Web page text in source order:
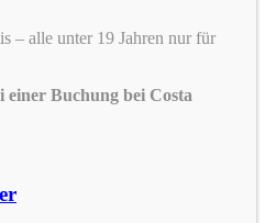
– alle unter 19 Jahren nur für
einer Buchung bei Costa